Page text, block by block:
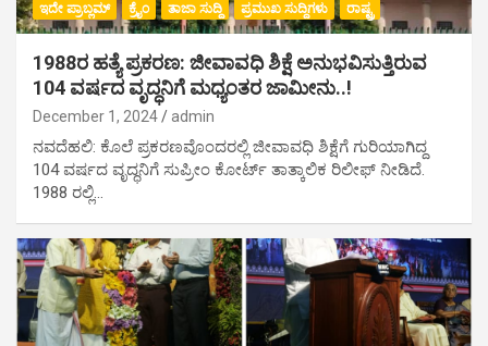
ಇದೇ ಪ್ರಾಬ್ಲಮ್ ಕ್ರೈಂ ತಾಜಾ ಸುದ್ದಿ ಪ್ರಮುಖ ಸುದ್ದಿಗಳು ರಾಷ್ಟ್ರ
1988ರ ಹತ್ಯೆ ಪ್ರಕರಣ: ಜೀವಾವಧಿ ಶಿಕ್ಷೆ ಅನುಭವಿಸುತ್ತಿರುವ
104 ವರ್ಷದ ವೃದ್ಧನಿಗೆ ಮಧ್ಯಂತರ ಜಾಮೀನು..!
December 1, 2024 admin
ನವದೆಹಲಿ: ಕೊಲೆ ಪ್ರಕರಣವೊಂದರಲ್ಲಿ ಜೀವಾವಧಿ ಶಿಕ್ಷೆಗೆ ಗುರಿಯಾಗಿದ್ದ
104 ವರ್ಷದ ವೃದ್ಧನಿಗೆ ಸುಪ್ರೀಂ ಕೋರ್ಟ್ ತಾತ್ಕಾಲಿಕ ರಿಲೀಫ್ ನೀಡಿದೆ.
1988 ರಲ್ಲಿ…